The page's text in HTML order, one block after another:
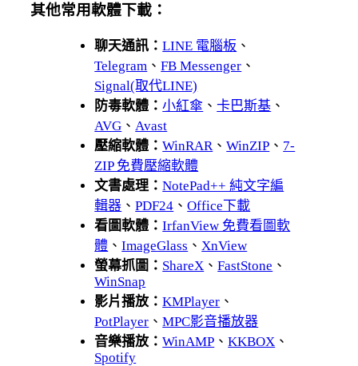
其他常用軟體下載：
聊天通訊：LINE 電腦板 、
Telegram 、FB Messenger 、
Signal(取代LINE)
防毒軟體：小紅傘 、卡巴斯基 、
AVG 、 Avast
壓縮軟體：WinRAR 、WinZIP 、 7-
ZIP 免費壓縮軟體
文書處理：NotePad++ 純文字編
輯器 、PDF24 、Office下載
看圖軟體：IrfanView 免費看圖軟
體 、ImageGlass 、 XnView
螢幕抓圖： ShareX 、FastStone 、
WinSnap
影片播放：KMPlayer 、
PotPlayer 、MPC影音播放器
音樂播放：WinAMP 、KKBOX 、
Spotify